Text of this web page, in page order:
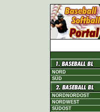
NORD
SÜD
NORDNORDOST
NORDWEST
SÜDOST